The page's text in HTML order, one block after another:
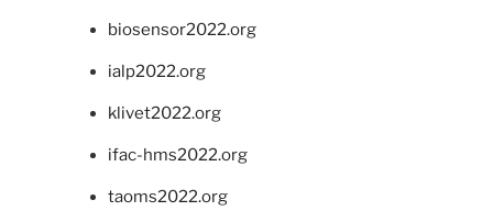
biosensor2022.org
ialp2022.org
klivet2022.org
ifac-hms2022.org
taoms2022.org